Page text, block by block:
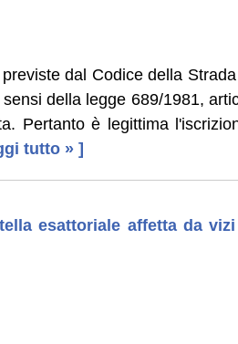
dal Codice della
della legge 689/1981,
Pertanto è legittima
tutto » ]
esattoriale affetta da